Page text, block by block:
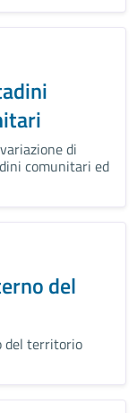
di
comunitari ed
del
del territorio